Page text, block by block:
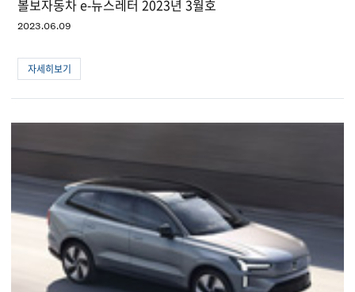
볼보자동차 e-뉴스레터 2023년 3월호
2023.06.09
자세히보기